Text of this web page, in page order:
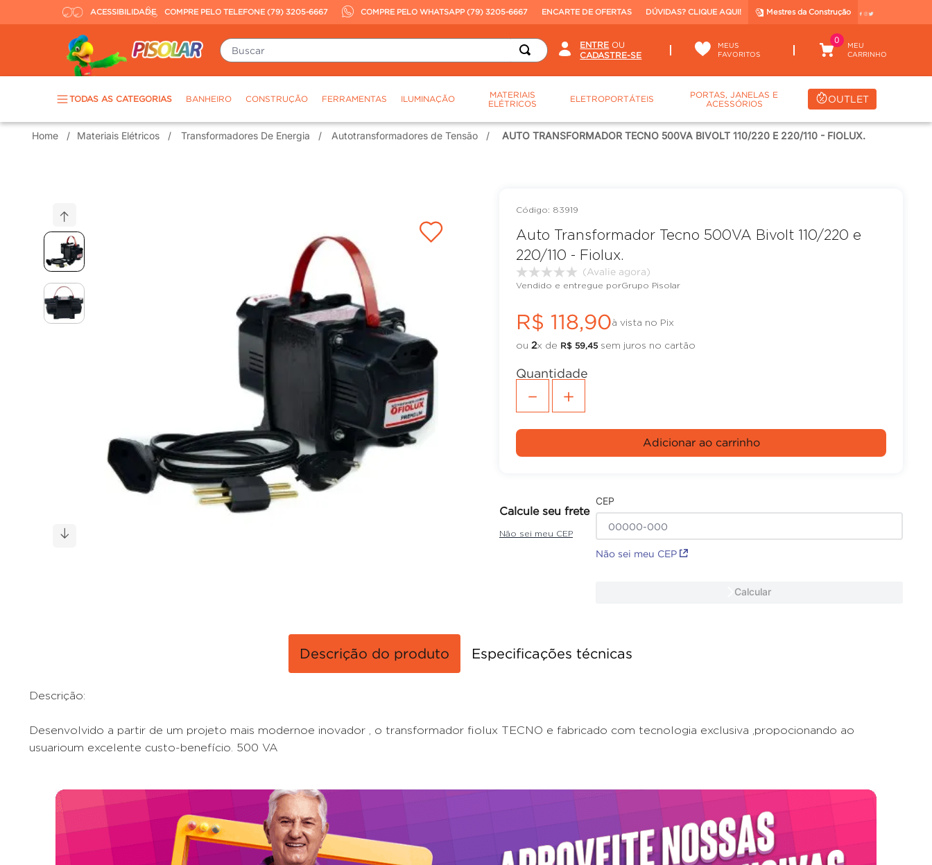
ACESSIBILIDADE COMPRE PELO TELEFONE (79) 3205-6667 COMPRE PELO WHATSAPP (79) 3205-6667 ENCARTE DE OFERTAS DÚVIDAS? CLIQUE AQUI! Mestres da Construção
Buscar OU
MEUS
FAVORITOS
0
TODAS AS CATEGORIAS BANHEIRO CONSTRUÇÃO FERRAMENTAS ILUMINAÇÃO
MATERIAIS
ELÉTRICOS
ELETROPORTÁTEIS
PORTAS, JANELAS E
ACESSÓRIOS
OUTLET
Materiais Elétricos Transformadores De Energia Autotransformadores de Tensão AUTO TRANSFORMADOR TECNO 500VA BIVOLT 110/220 E 220/110 - FIOLUX.
: 83919
Auto Transformador Tecno 500VA Bivolt 110/220 e
220/110 - Fiolux.
Vendido e entregue porGrupo Pisolar
R$ 118,90à vista no Pix
ou 2x de R$ 59,45 sem juros no cartão
Quantidade
＋
－
Adicionar ao carrinho
Calcule seu frete
CEP
Não sei meu CEP
Calcular
Não sei meu CEP
Descrição do produto Especificações técnicas
Descrição:
Desenvolvido a partir de um projeto mais modernoe inovador , o transformador fiolux TECNO e fabricado com tecnologia exclusiva ,propocionando ao
usuarioum excelente custo-benefício. 500 VA
2º porcelanato